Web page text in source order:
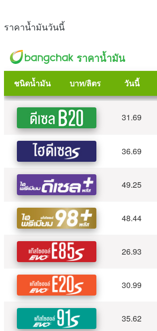
ราคาน้ำมันวันนี้